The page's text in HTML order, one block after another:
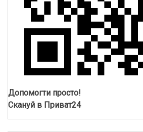
Допомогти просто!
Скануй в Приват24